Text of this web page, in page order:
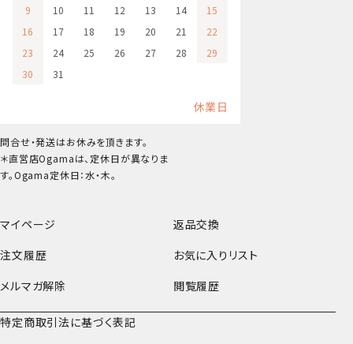
マイページ
返品交換
注文履歴
お気に入りリスト
メルマガ解除
閲覧履歴
特定商取引法に基づく表記
9
10 11 12 13 14
15
16
17 18 19 20 21
22
23
24 25 26 27 28
29
30
31
休業日
問合せ・発送はお休みを頂きます。
＊直営店Ogamaは、定休日が異なりま
す。Ogama定休日：水・木。